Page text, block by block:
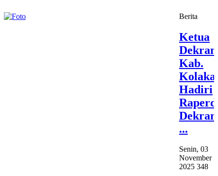
Berita
Ketua
Kab.
Kolaka
Hadiri
Dekran
...
Senin, 03
November
2025 348